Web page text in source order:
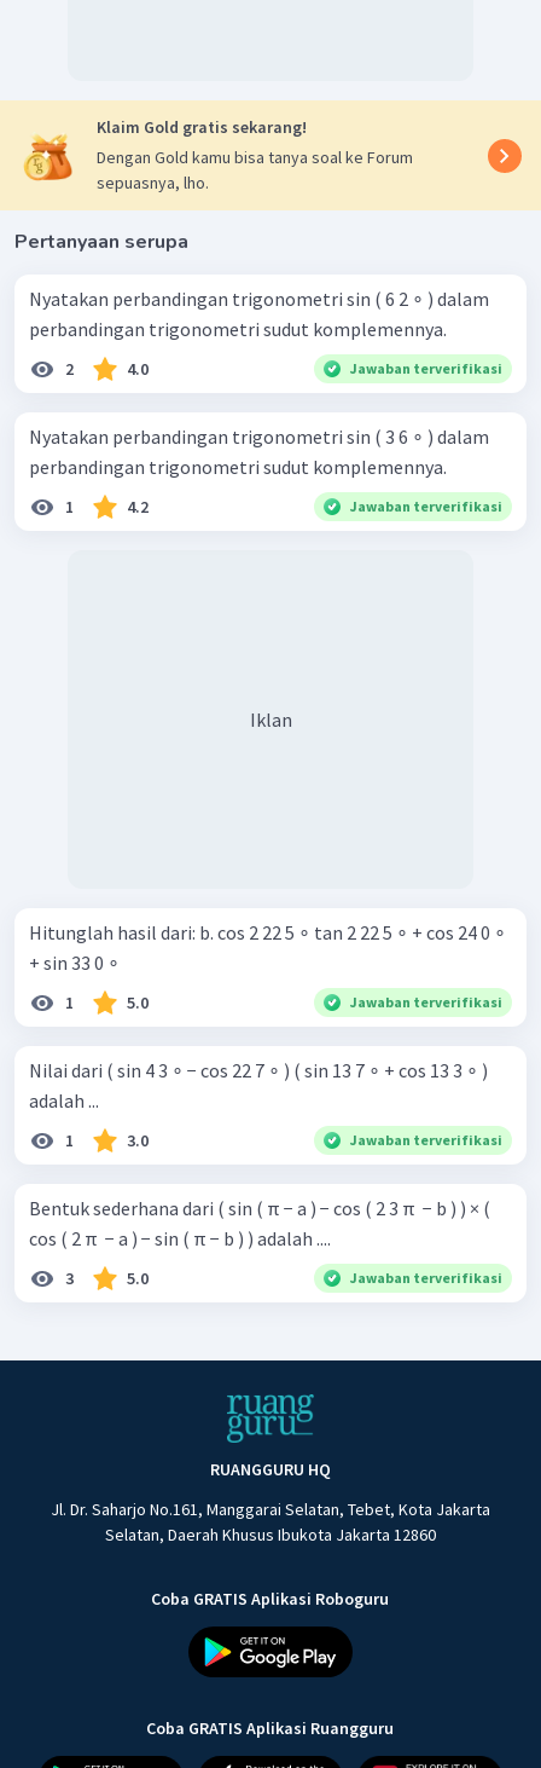
Klaim Gold gratis sekarang!
Dengan Gold kamu bisa tanya soal ke Forum
sepuasnya, lho.
Pertanyaan serupa
Nyatakan perbandingan trigonometri sin ( 6 2 ∘ ) dalam
perbandingan trigonometri sudut komplemennya.
2 4.0 Jawaban terverifikasi
Nyatakan perbandingan trigonometri sin ( 3 6 ∘ ) dalam
perbandingan trigonometri sudut komplemennya.
1 4.2 Jawaban terverifikasi
Iklan
Hitunglah hasil dari: b. cos 2 22 5 ∘ tan 2 22 5 ∘ + cos 24 0 ∘
+ sin 33 0 ∘ ​
1 5.0 Jawaban terverifikasi
Nilai dari ( sin 4 3 ∘ − cos 22 7 ∘ ) ( sin 13 7 ∘ + cos 13 3 ∘ )
adalah ...
1 3.0 Jawaban terverifikasi
Bentuk sederhana dari ( sin ( π − a ) − cos ( 2 3 π ​ − b ) ) × (
cos ( 2 π ​ − a ) − sin ( π − b ) ) adalah ....
3 5.0 Jawaban terverifikasi
RUANGGURU HQ
Jl. Dr. Saharjo No.161, Manggarai Selatan, Tebet, Kota Jakarta
Selatan, Daerah Khusus Ibukota Jakarta 12860
Coba GRATIS Aplikasi Roboguru
Coba GRATIS Aplikasi Ruangguru